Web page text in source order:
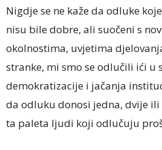
Nigdje se ne kaže da odluke
nisu bile dobre, ali suočeni s
okolnostima, uvjetima
stranke, mi smo se odlučili ići u
demokratizacije i jačanja
da odluku donosi jedna, dvije ili
ta paleta ljudi koji odlučuju